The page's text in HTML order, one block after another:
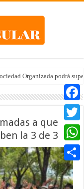
Organizada podrá
a que
la 3 de 3
Twitter